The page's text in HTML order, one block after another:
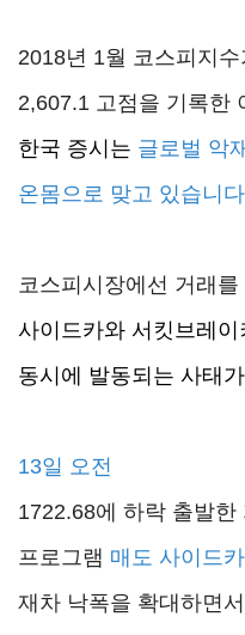
2018년 1월 코스피지수
2,607.1 고점을 기록한
한국 증시는 글로벌 악
온몸으로 맞고 있습니
코스피시장에선 거래
사이드카와 서킷브레이
동시에 발동되는 사태
13일 오전
1722.68에 하락 출발한
프로그램 매도 사이드
재차 낙폭을 확대하면서